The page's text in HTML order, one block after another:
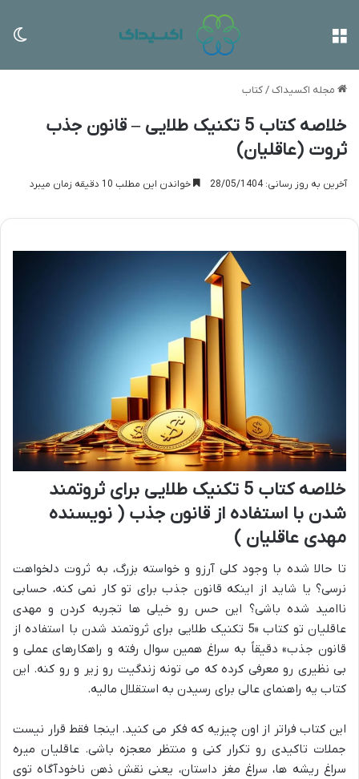
مجله اکسیداک/کتاب
خلاصه کتاب 5 تکنیک طلایی – قانون جذب
ثروت (عاقلیان)
آخرین به روز رسانی: 28/05/1404 خواندن این مطلب 10 دقیقه زمان میبرد
خلاصه کتاب 5 تکنیک طلایی برای ثروتمند
شدن با استفاده از قانون جذب ( نویسنده
مهدی عاقلیان )
تا حالا شده با وجود کلی آرزو و خواسته بزرگ، به ثروت دلخواهت
نرسی؟ یا شاید از اینکه قانون جذب برای تو کار نمی کنه، حسابی
ناامید شده باشی؟ این حس رو خیلی ها تجربه کردن و مهدی
عاقلیان تو کتاب «5 تکنیک طلایی برای ثروتمند شدن با استفاده از
قانون جذب» دقیقاً به سراغ همین سوال رفته و راهکارهای عملی و
بی نظیری رو معرفی کرده که می تونه زندگیت رو زیر و رو کنه. این
کتاب یه راهنمای عالی برای رسیدن به استقلال مالیه.
این کتاب فراتر از اون چیزیه که فکر می کنید. اینجا فقط قرار نیست
جملات تاکیدی رو تکرار کنی و منتظر معجزه باشی. عاقلیان میره
سراغ ریشه ها، سراغ مغز داستان، یعنی نقش ذهن ناخودآگاه توی